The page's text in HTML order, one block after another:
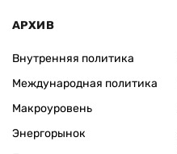
АРХИВ
Внутренняя политика
Международная политика
Макроуровень
Энергорынок